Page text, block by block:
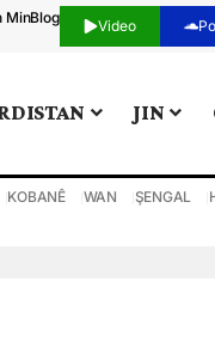
MinBlog Video
JIN
KOBANÊ WAN ŞENGAL